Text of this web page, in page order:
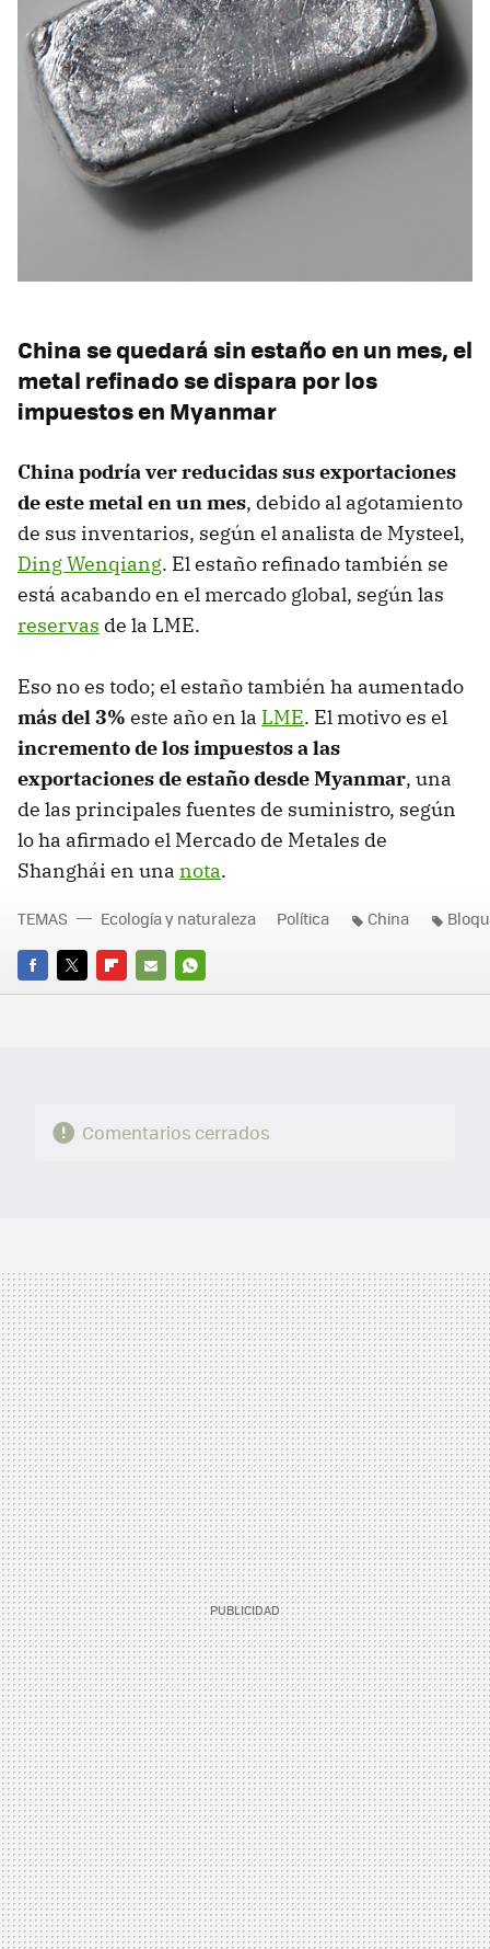
China se quedará sin estaño en un mes, el
metal refinado se dispara por los
impuestos en Myanmar
China podría ver reducidas sus exportaciones
de este metal en un mes, debido al agotamiento
de sus inventarios, según el analista de Mysteel,
Ding Wenqiang. El estaño refinado también se
está acabando en el mercado global, según las
reservas de la LME.
Eso no es todo; el estaño también ha aumentado
más del 3% este año en la LME. El motivo es el
incremento de los impuestos a las
exportaciones de estaño desde Myanmar, una
de las principales fuentes de suministro, según
lo ha afirmado el Mercado de Metales de
Shanghái en una nota.
FACEBOOK
TWITTERFLIPBOARD
E-
WHATSAPP
TEMAS Ecología y naturaleza Política China
Comentarios cerrados